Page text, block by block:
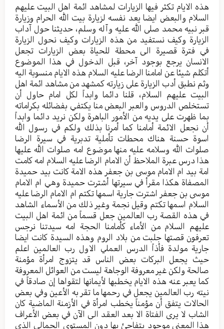
هذه الايام تكثر فيها الزيارات لمشاهد ائمة اهل البيت عليهم
السلام والبعض ايضا يعد نفسه لزيارة بيت الله الحرام وزيارة
قبر نبيه محمد صلى الله عليه وآله وسلم، حديثنا حول آداب
الزيارة وكيف نستفيد من هذه الزيارات وكيف نحول الزيارة
في فترة قصيرة الى محطة للحياة بعض الزيارات تجعل
الانسان يرجع بوجود آخر، قبل الدخول في هذا الموضوع
أتكلم شيئا عن امامنا الرضا عليه السلام هذه الايام منسوبة اليه
وثم نطبق أدب الزيارة على زيارته كمشهد من مشاهد ائمة اهل
البيت عليهم السلام، قلنا دائما وابداً لكل امام حاول أن
تستخلص الدروس والعبر البعض منا يكتفي بفضائله بكراماته
بما ظهرت على يديه من الأمور الباهرة ولكن نريد دائما وابداً
أن نجعل الائمة أمامنا كما أمرنا بذلك ولكم في رسول الله
اسوة حسنة هناك محطات تأملية تدبرية في سيرة الرضا
صلوات الله وسلامه عليه منها موضوع امه صلوات الله عليها
هذا درس عبرة الملاحظ أن الامام الرضا عليه السلام امه كامت
امة بيد ام الامام موسى بن جعفر هذه الامة كانت بيد حميدة
المصفاة هكذا مقرأ في سيرتها أشترت حميدة وهي ام الامام
موسى بن جعفر اشترت جارية اسمها تكتم ام الامام الرضا عليه
السلام اسمها تكتم وقيل نجمة وغير ذلك من الأسماء الشاهد
في هذه القصة رب العالمين جعل قسماً من ائمة اهل البيت
عليهم السلام من الأماء كأمامنا الحجة امه سيدتنا نرجس
تعرفون قصتها جلبت من بلاد الروم وهذه السيدة كانت ايضا
جارية مولدة فأذاً الدرس العملي الاول رب العالمين اعلم
حيث يجعل البركات بعض الناس قد يتزوج امرأة مؤمنة
صالحة ولكن غير معروفة الوجاهة ليست من العوائل المعروفة
كما يعبر عنه هذه الايام يخطبها لأيمانها لتقواها إن صادقاً في
نيته رب العالمين يجعل في رحمها ما تقر به الأعين وفي بعض
الحالات يتفق أن مؤمناً يخطب امرأة في الأزمنة الماضية كان
الشاب لا يرى الفتاة الا بعد العقد الى الآن في بعض الأعراف
هذا المعنى موجود يتفاجئ بها دون المستوى الجمالي الذي